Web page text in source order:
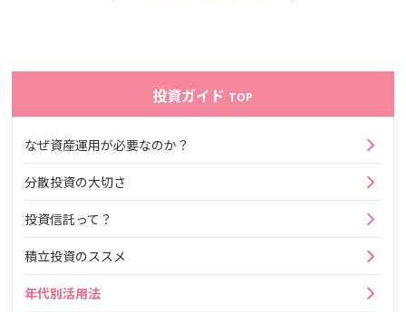
投資ガイド TOP
なぜ資産運用が必要なのか？
分散投資の大切さ
投資信託って？
積立投資のススメ
年代別活用法